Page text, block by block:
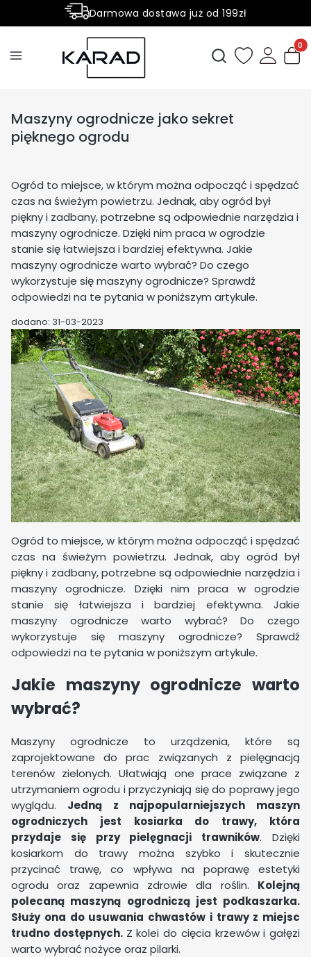
Darmowa dostawa już od 199zł
Rabaty -50% na wybrane produkty
Otwórz
Maszyny ogrodnicze jako sekret
pięknego ogrodu
Ogród to miejsce, w którym można odpocząć i spędzać
czas na świeżym powietrzu. Jednak, aby ogród był
piękny i zadbany, potrzebne są odpowiednie narzędzia i
maszyny ogrodnicze. Dzięki nim praca w ogrodzie
stanie się łatwiejsza i bardziej efektywna. Jakie
maszyny ogrodnicze warto wybrać? Do czego
wykorzystuje się maszyny ogrodnicze? Sprawdź
odpowiedzi na te pytania w poniższym artykule.
dodano: 31-03-2023
Ogród to miejsce, w którym można odpocząć i spędzać
czas na świeżym powietrzu. Jednak, aby ogród był
piękny i zadbany, potrzebne są odpowiednie narzędzia i
maszyny ogrodnicze. Dzięki nim praca w ogrodzie
stanie się łatwiejsza i bardziej efektywna. Jakie
maszyny ogrodnicze warto wybrać? Do czego
wykorzystuje się maszyny ogrodnicze? Sprawdź
odpowiedzi na te pytania w poniższym artykule.
Jakie maszyny ogrodnicze warto
wybrać?
Maszyny ogrodnicze to urządzenia, które są
zaprojektowane do prac związanych z pielęgnacją
terenów zielonych. Ułatwiają one prace związane z
utrzymaniem ogrodu i przyczyniają się do poprawy jego
wyglądu. Jedną z najpopularniejszych maszyn
ogrodniczych jest kosiarka do trawy, która
przydaje się przy pielęgnacji trawników. Dzięki
kosiarkom do trawy można szybko i skutecznie
przycinać trawę, co wpływa na poprawę estetyki
ogrodu oraz zapewnia zdrowie dla roślin. Kolejną
polecaną maszyną ogrodniczą jest podkaszarka.
Służy ona do usuwania chwastów i trawy z miejsc
trudno dostępnych. Z kolei do cięcia krzewów i gałęzi
warto wybrać nożyce oraz pilarki.